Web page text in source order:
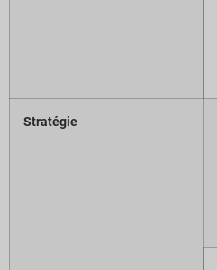
Stratégie